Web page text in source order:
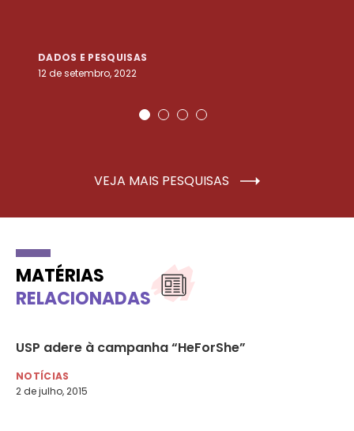
DADOS E PESQUISAS
12 de setembro, 2022
VEJA MAIS PESQUISAS
MATÉRIAS
RELACIONADAS
USP adere à campanha “HeForShe”
NOTÍCIAS
2 de julho, 2015